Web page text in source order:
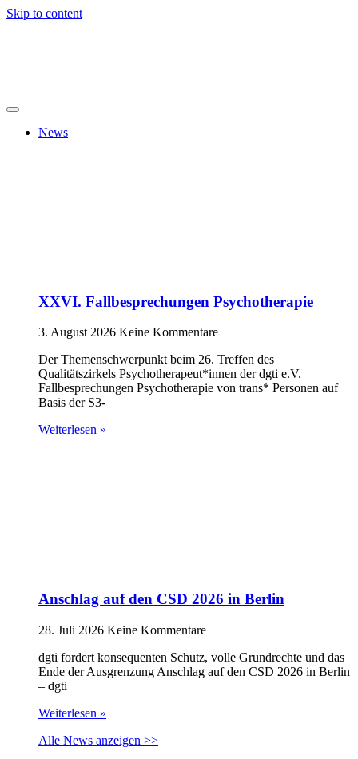
Skip to content
News
XXVI. Fallbesprechungen Psychotherapie
3. August 2026 Keine Kommentare
Der Themenschwerpunkt beim 26. Treffen des
Qualitätszirkels Psychotherapeut*innen der dgti e.V.
Fallbesprechungen Psychotherapie von trans* Personen auf
Basis der S3-
Weiterlesen »
Anschlag auf den CSD 2026 in Berlin
28. Juli 2026 Keine Kommentare
dgti fordert konsequenten Schutz, volle Grundrechte und das
Ende der Ausgrenzung Anschlag auf den CSD 2026 in Berlin
– dgti
Weiterlesen »
Alle News anzeigen >>